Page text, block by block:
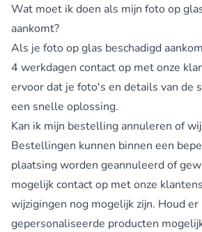
Wat moet ik doen als mijn foto op
aankomt?
Als je foto op glas beschadigd
4 werkdagen contact op met onze
ervoor dat je foto's en details van de
een snelle oplossing.
Kan ik mijn bestelling annuleren of
Bestellingen kunnen binnen een
plaatsing worden geannuleerd of
mogelijk contact op met onze
wijzigingen nog mogelijk zijn. Houd
gepersonaliseerde producten